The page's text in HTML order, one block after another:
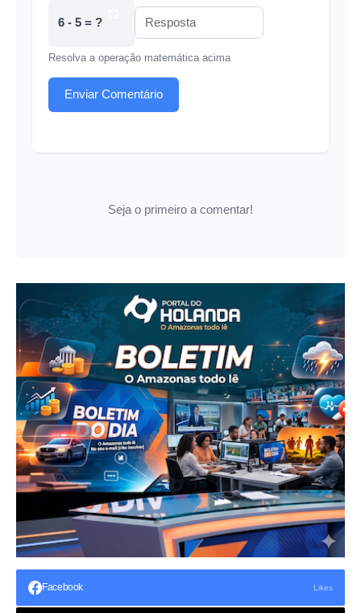
6 - 5 = ?
Resolva a operação matemática acima
Enviar Comentário
Seja o primeiro a comentar!
Facebook Likes